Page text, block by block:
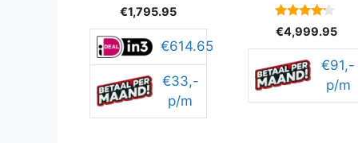
4.9
van 5
€1,795.95
€614.65
€33,-
p/m
4
van 5
€4,999.95
€91,-
p/m